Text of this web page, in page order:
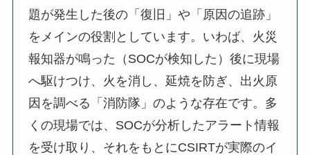
題が発生した後の「復旧」や「原因の追跡」
をメインの役割としています。いわば、火災
報知器が鳴った（SOCが検知した）後に現場
へ駆けつけ、火を消し、延焼を防ぎ、出火原
因を調べる「消防隊」のような存在です。多
くの現場では、SOCが分析したアラート情報
を受け取り、それをもとにCSIRTが実際のイ